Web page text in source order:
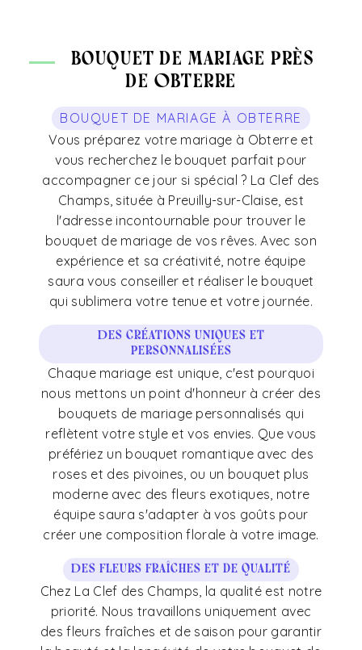
bouquet de mariage près
de Obterre
BOUQUET DE MARIAGE À OBTERRE
Vous préparez votre mariage à Obterre et
vous recherchez le bouquet parfait pour
accompagner ce jour si spécial ? La Clef des
Champs, située à Preuilly-sur-Claise, est
l'adresse incontournable pour trouver le
bouquet de mariage de vos rêves. Avec son
expérience et sa créativité, notre équipe
saura vous conseiller et réaliser le bouquet
qui sublimera votre tenue et votre journée.
Des créations uniques et
personnalisées
Chaque mariage est unique, c'est pourquoi
nous mettons un point d'honneur à créer des
bouquets de mariage personnalisés qui
reflètent votre style et vos envies. Que vous
préfériez un bouquet romantique avec des
roses et des pivoines, ou un bouquet plus
moderne avec des fleurs exotiques, notre
équipe saura s'adapter à vos goûts pour
créer une composition florale à votre image.
Des fleurs fraîches et de qualité
Chez La Clef des Champs, la qualité est notre
priorité. Nous travaillons uniquement avec
des fleurs fraîches et de saison pour garantir